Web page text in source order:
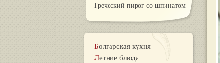
Греческий пирог со шпинатом
Болгарская кухня
Летние блюда